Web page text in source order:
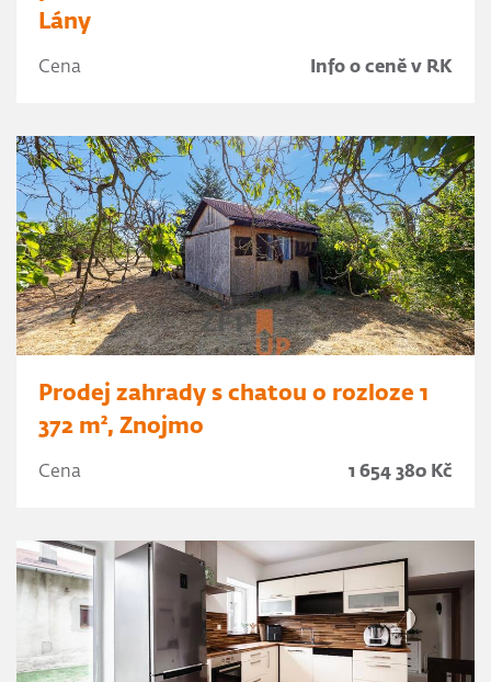
Lány
Cena Info o ceně v RK
Prodej zahrady s chatou o rozloze 1
372 m², Znojmo
Cena 1 654 380 Kč